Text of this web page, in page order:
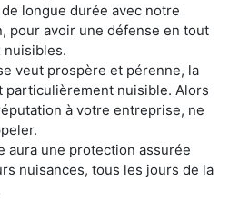
longue durée avec notre
pour avoir une défense en tout
nuisibles.
veut prospère et pérenne, la
particulièrement nuisible. Alors
à votre entreprise, ne
aura une protection assurée
nuisances, tous les jours de la